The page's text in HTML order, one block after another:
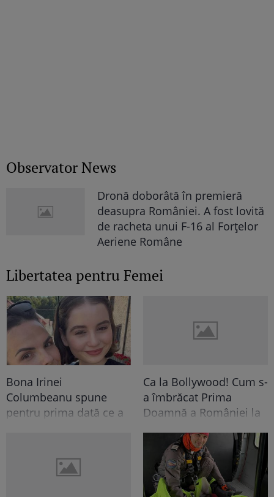
Observator News
Dronă doborâtă în premieră
deasupra României. A fost lovită
de racheta unui F-16 al Forţelor
Aeriene Române
Libertatea pentru Femei
Bona Irinei
Columbeanu spune
pentru prima dată ce a
niciodată la TV: ”Eu am
cunoscut o altă latură a
Ca la Bollywood! Cum s-
a îmbrăcat Prima
Doamnă a României la
Indiei la București.
Niciodată nu a fost atât
de îndrăzneață!
Imaginile momentului